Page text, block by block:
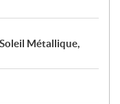
Métallique,